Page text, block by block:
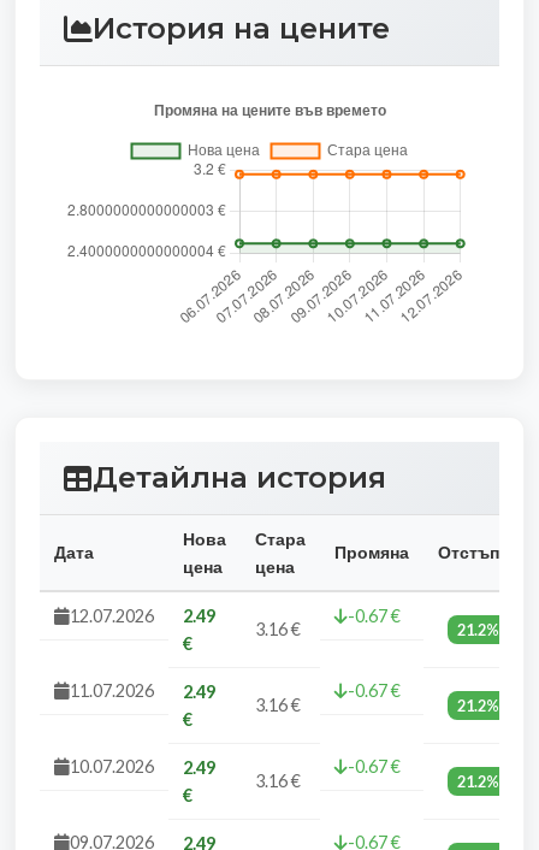
История на цените
Детайлна история
Дата
Нова
цена
Стара
цена
Промяна Отстъпка
12.07.2026
2.49
€
3.16 €
-0.67 €
21.2%
11.07.2026
2.49
€
3.16 €
-0.67 €
21.2%
10.07.2026
2.49
€
3.16 €
-0.67 €
21.2%
09.07.2026 2.49 -0.67 €